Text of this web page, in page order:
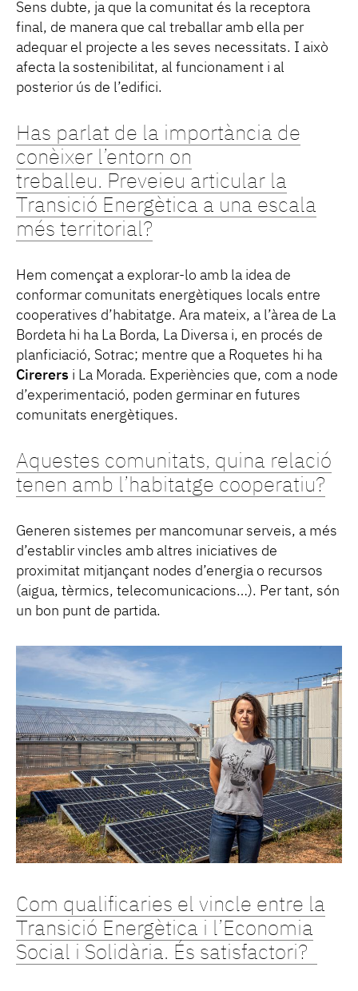
Sens dubte, ja que la comunitat és la receptora
final, de manera que cal treballar amb ella per
adequar el projecte a les seves necessitats. I això
afecta la sostenibilitat, al funcionament i al
posterior ús de l’edifici.
Has parlat de la importància de
conèixer l’entorn on
treballeu. Preveieu articular la
Transició Energètica a una escala
més territorial?
Hem començat a explorar-lo amb la idea de
conformar comunitats energètiques locals entre
cooperatives d’habitatge. Ara mateix, a l’àrea de La
Bordeta hi ha La Borda, La Diversa i, en procés de
planficiació, Sotrac; mentre que a Roquetes hi ha
Cirerers i La Morada. Experiències que, com a node
d’experimentació, poden germinar en futures
comunitats energètiques.
Aquestes comunitats, quina relació
tenen amb l’habitatge cooperatiu?
Generen sistemes per mancomunar serveis, a més
d’establir vincles amb altres iniciatives de
proximitat mitjançant nodes d’energia o recursos
(aigua, tèrmics, telecomunicacions…). Per tant, són
un bon punt de partida.
Com qualificaries el vincle entre la
Transició Energètica i l’Economia
Social i Solidària. És satisfactori?